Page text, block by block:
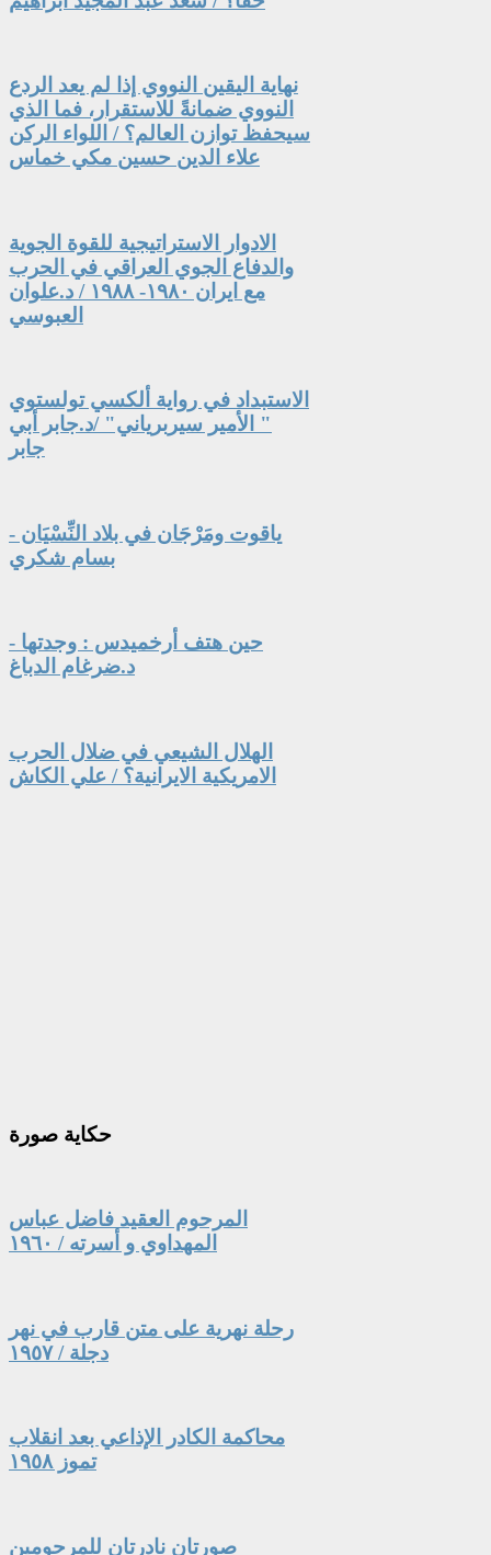
نهاية اليقين النووي إذا لم يعد الردع
النووي ضمانةً للاستقرار، فما الذي
سيحفظ توازن العالم؟ / اللواء الركن
علاء الدين حسين مكي خماس
الادوار الاستراتيجية للقوة الجوية
والدفاع الجوي العراقي في الحرب
مع ايران ١٩٨٠- ١٩٨٨ / د.علوان
العبوسي
الاستبداد في رواية ألكسي تولستوي
" الأمير سيربرياني" /د.جابر أبي
جابر
ياقوت ومَرْجَان في بلاد النِّسْيَان -
بسام شكري
حين هتف أرخميدس : وجدتها -
د.ضرغام الدباغ
الهلال الشيعي في ضلال الحرب
الامريكية الايرانية؟ / علي الكاش
حكاية صورة
المرحوم العقيد فاضل عباس
المهداوي و أسرته / ١٩٦٠
رحلة نهرية على متن قارب في نهر
دجلة / ١٩٥٧
محاكمة الكادر الإذاعي بعد انقلاب
تموز ١٩٥٨
صورتان نادرتان للمرحومين